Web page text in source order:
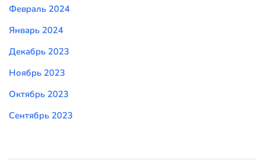
Февраль 2024
Январь 2024
Декабрь 2023
Ноябрь 2023
Октябрь 2023
Сентябрь 2023